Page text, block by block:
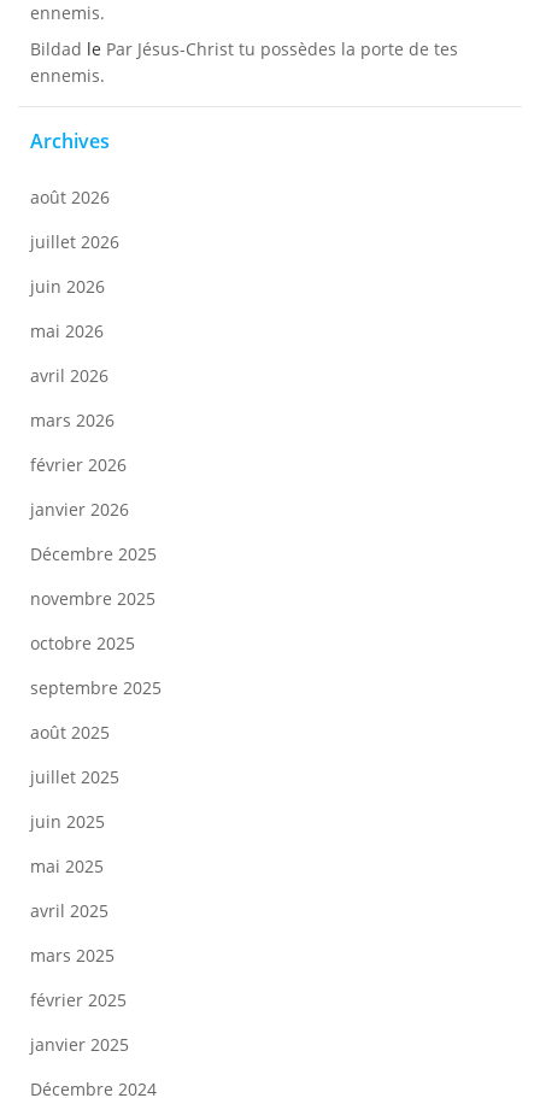
ennemis.
Bildad le Par Jésus-Christ tu possèdes la porte de tes
ennemis.
Archives
août 2026
juillet 2026
juin 2026
mai 2026
avril 2026
mars 2026
février 2026
janvier 2026
Décembre 2025
novembre 2025
octobre 2025
septembre 2025
août 2025
juillet 2025
juin 2025
mai 2025
avril 2025
mars 2025
février 2025
janvier 2025
Décembre 2024